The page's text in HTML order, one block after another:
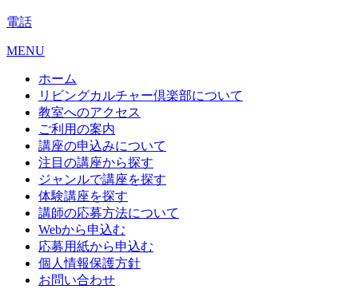
電話
MENU
ホーム
リビングカルチャー倶楽部について
教室へのアクセス
ご利用の案内
講座の申込みについて
注目の講座から探す
ジャンルで講座を探す
体験講座を探す
講師の応募方法について
Webから申込む
応募用紙から申込む
個人情報保護方針
お問い合わせ